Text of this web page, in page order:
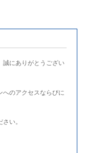
誠にありがとうござい
へのアクセスならびに
い。